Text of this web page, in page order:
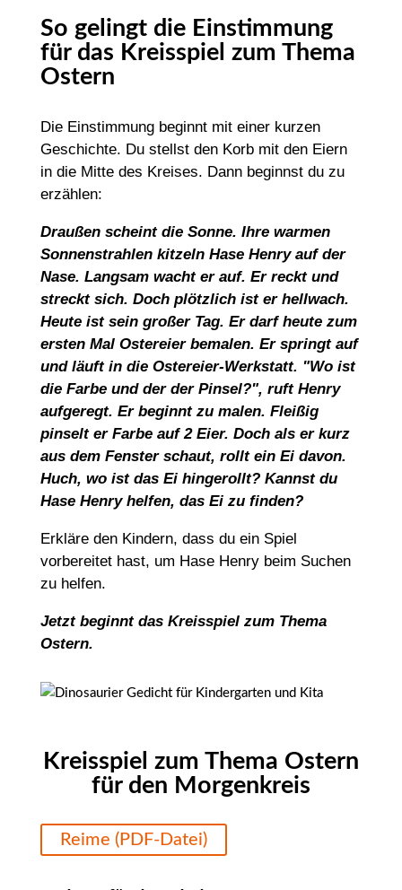
So gelingt die Einstimmung
für das Kreisspiel zum Thema
Ostern
Die Einstimmung beginnt mit einer kurzen
Geschichte. Du stellst den Korb mit den Eiern
in die Mitte des Kreises. Dann beginnst du zu
erzählen:
Draußen scheint die Sonne. Ihre warmen
Sonnenstrahlen kitzeln Hase Henry auf der
Nase. Langsam wacht er auf. Er reckt und
streckt sich. Doch plötzlich ist er hellwach.
Heute ist sein großer Tag. Er darf heute zum
ersten Mal Ostereier bemalen. Er springt auf
und läuft in die Ostereier-Werkstatt. "Wo ist
die Farbe und der der Pinsel?", ruft Henry
aufgeregt. Er beginnt zu malen. Fleißig
pinselt er Farbe auf 2 Eier. Doch als er kurz
aus dem Fenster schaut, rollt ein Ei davon.
Huch, wo ist das Ei hingerollt? Kannst du
Hase Henry helfen, das Ei zu finden?
Erkläre den Kindern, dass du ein Spiel
vorbereitet hast, um Hase Henry beim Suchen
zu helfen.
Jetzt beginnt das Kreisspiel zum Thema
Ostern.
Kreisspiel zum Thema Ostern
für den Morgenkreis
Reime (PDF-Datei)